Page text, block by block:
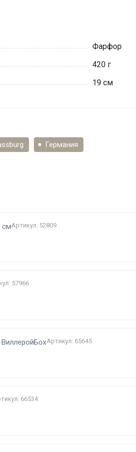
Фарфор
420 г
19 см
Германия
смАртикул: 52809
57966
Артикул: 65645
66534